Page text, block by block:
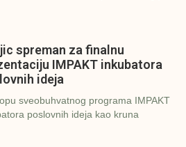
spreman za finalnu
IMPAKT inkubatora
ideja
sveobuhvatnog programa IMPAKT
poslovnih ideja kao kruna